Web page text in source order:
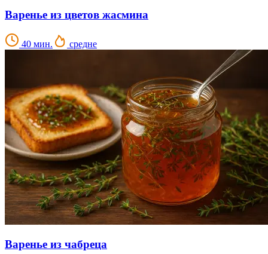
Варенье из цветов жасмина
40 мин. средне
Варенье из чабреца